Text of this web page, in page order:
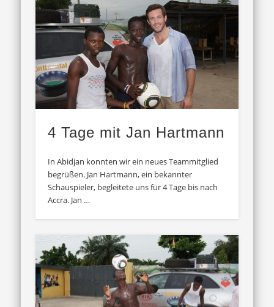
4 Tage mit Jan Hartmann
In Abidjan konnten wir ein neues Teammitglied
begrüßen. Jan Hartmann, ein bekannter
Schauspieler, begleitete uns für 4 Tage bis nach
Accra. Jan …